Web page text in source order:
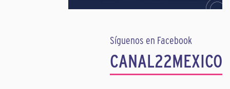
Síguenos en Facebook
CANAL22MEXICO